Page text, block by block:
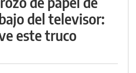
del televisor:
este truco